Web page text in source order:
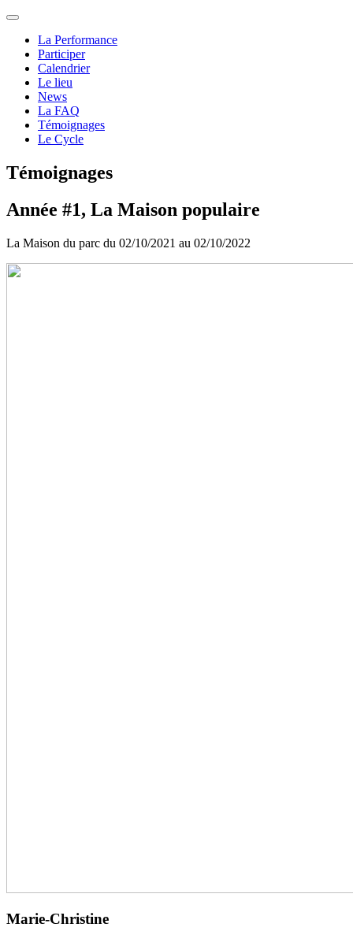
La Performance
Participer
Calendrier
Le lieu
News
La FAQ
Témoignages
Le Cycle
Témoignages
Année #1, La Maison populaire
La Maison du parc du 02/10/2021 au 02/10/2022
Marie-Christine